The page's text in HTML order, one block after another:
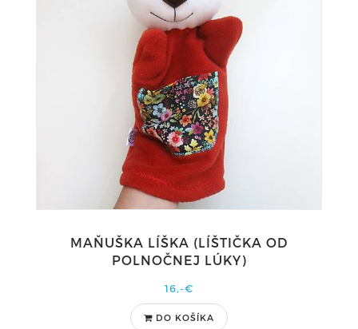
MAŇUŠKA LÍŠKA (LÍŠTIČKA OD
POLNOČNEJ LÚKY)
16,-€
DO KOŠÍKA